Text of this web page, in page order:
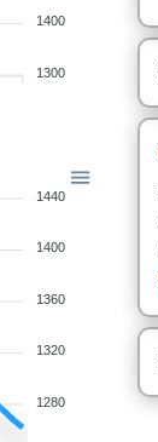
1400
1300
1440
1400
1360
1320
1280